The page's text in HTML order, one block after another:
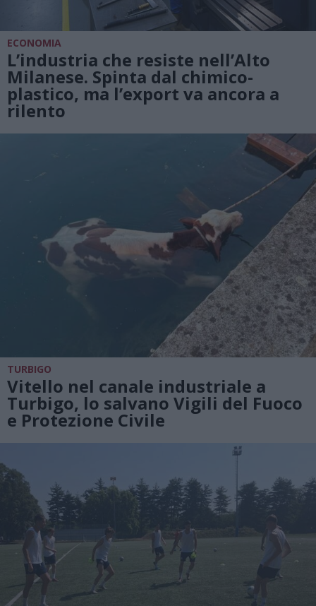
ECONOMIA
L’industria che resiste nell’Alto
Milanese. Spinta dal chimico-
plastico, ma l’export va ancora a
rilento
TURBIGO
Vitello nel canale industriale a
Turbigo, lo salvano Vigili del Fuoco
e Protezione Civile